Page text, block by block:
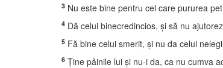
3 Nu este bine pentru cel care pururea
4 Dă celui binecredincios, şi să nu
5 Fă bine celui smerit, şi nu da celui
6 Ţine pâinile lui şi nu-i da, ca nu cumva